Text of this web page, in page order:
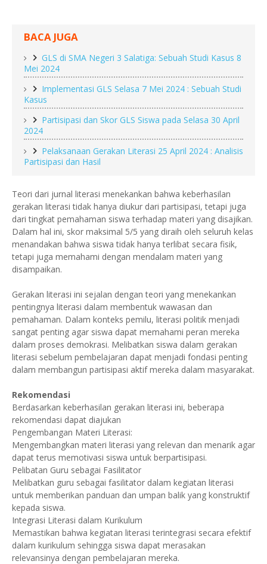
BACA JUGA
GLS di SMA Negeri 3 Salatiga: Sebuah Studi Kasus 8
Mei 2024
Implementasi GLS Selasa 7 Mei 2024 : Sebuah Studi
Kasus
Partisipasi dan Skor GLS Siswa pada Selasa 30 April
2024
Pelaksanaan Gerakan Literasi 25 April 2024 : Analisis
Partisipasi dan Hasil
Teori dari jurnal literasi menekankan bahwa keberhasilan
gerakan literasi tidak hanya diukur dari partisipasi, tetapi juga
dari tingkat pemahaman siswa terhadap materi yang disajikan.
Dalam hal ini, skor maksimal 5/5 yang diraih oleh seluruh kelas
menandakan bahwa siswa tidak hanya terlibat secara fisik,
tetapi juga memahami dengan mendalam materi yang
disampaikan.
Gerakan literasi ini sejalan dengan teori yang menekankan
pentingnya literasi dalam membentuk wawasan dan
pemahaman. Dalam konteks pemilu, literasi politik menjadi
sangat penting agar siswa dapat memahami peran mereka
dalam proses demokrasi. Melibatkan siswa dalam gerakan
literasi sebelum pembelajaran dapat menjadi fondasi penting
dalam membangun partisipasi aktif mereka dalam masyarakat.
Rekomendasi
Berdasarkan keberhasilan gerakan literasi ini, beberapa
rekomendasi dapat diajukan
Pengembangan Materi Literasi:
Mengembangkan materi literasi yang relevan dan menarik agar
dapat terus memotivasi siswa untuk berpartisipasi.
Pelibatan Guru sebagai Fasilitator
Melibatkan guru sebagai fasilitator dalam kegiatan literasi
untuk memberikan panduan dan umpan balik yang konstruktif
kepada siswa.
Integrasi Literasi dalam Kurikulum
Memastikan bahwa kegiatan literasi terintegrasi secara efektif
dalam kurikulum sehingga siswa dapat merasakan
relevansinya dengan pembelajaran mereka.